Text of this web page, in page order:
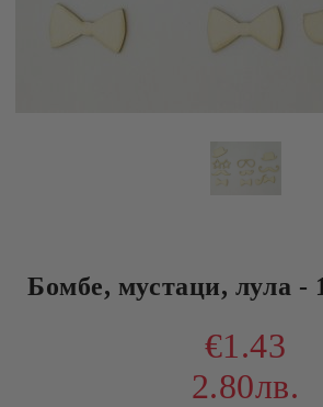
Бомбе, мустаци, лула -
€1.43
2.80лв.